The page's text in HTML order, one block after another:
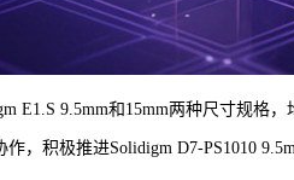
E1.S 9.5mm和15mm两种尺寸规格
作，积极推进Solidigm D7-PS1010